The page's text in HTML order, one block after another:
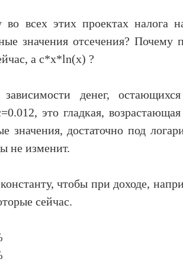
всех этих проектах налога
значения отсечения? Почему
а c*x*ln(x) ?
денег,
это гладкая,
значения, достаточно под
не изменит.
чтобы при доходе,
сейчас.